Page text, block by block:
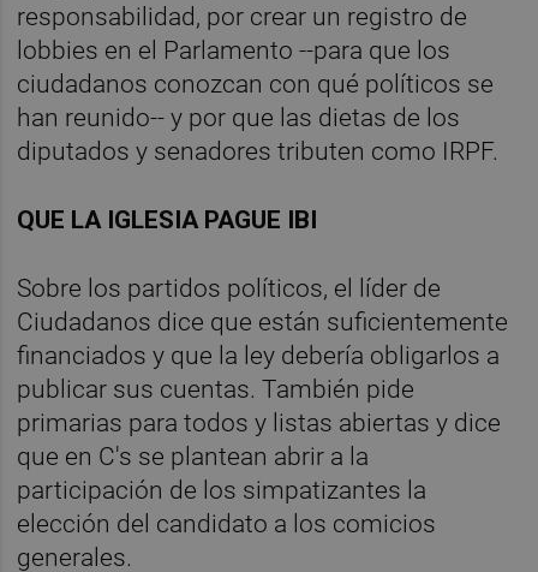
responsabilidad, por crear un registro de
lobbies en el Parlamento --para que los
ciudadanos conozcan con qué políticos se
han reunido-- y por que las dietas de los
diputados y senadores tributen como IRPF.
QUE LA IGLESIA PAGUE IBI
Sobre los partidos políticos, el líder de
Ciudadanos dice que están suficientemente
financiados y que la ley debería obligarlos a
publicar sus cuentas. También pide
primarias para todos y listas abiertas y dice
que en C's se plantean abrir a la
participación de los simpatizantes la
elección del candidato a los comicios
generales.